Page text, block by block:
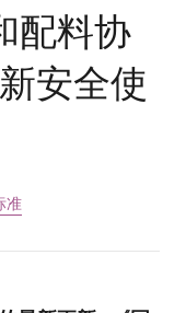
配料协
安全使
准